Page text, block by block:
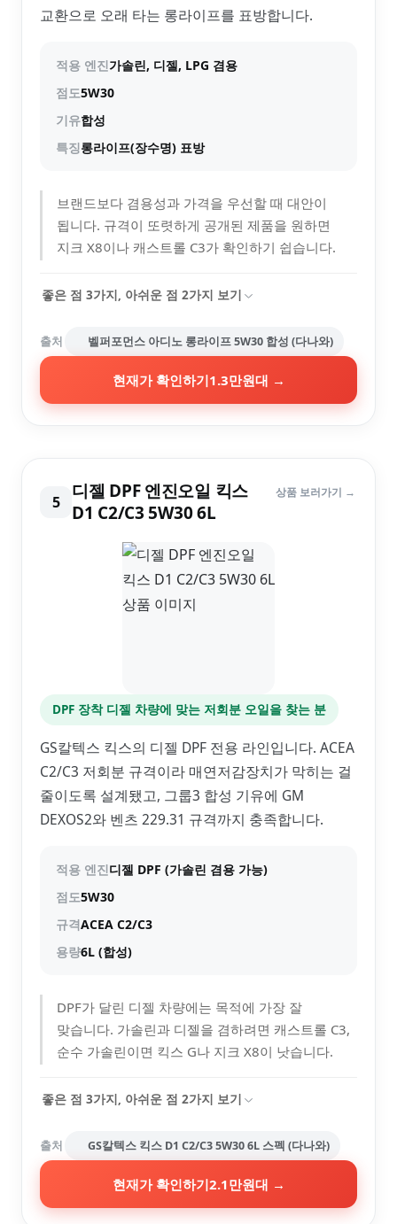
교환으로 오래 타는 롱라이프를 표방합니다.
적용 엔진가솔린, 디젤, LPG 겸용
점도5W30
기유합성
특징롱라이프(장수명) 표방
브랜드보다 겸용성과 가격을 우선할 때 대안이
됩니다. 규격이 또렷하게 공개된 제품을 원하면
지크 X8이나 캐스트롤 C3가 확인하기 쉽습니다.
좋은 점 3가지, 아쉬운 점 2가지 보기
출처 벨퍼포먼스 아디노 롱라이프 5W30 합성 (다나와)
현재가 확인하기1.3만원대 →
5
디젤 DPF 엔진오일 킥스
D1 C2/C3 5W30 6L
상품 보러가기 →
DPF 장착 디젤 차량에 맞는 저회분 오일을 찾는 분
GS칼텍스 킥스의 디젤 DPF 전용 라인입니다. ACEA
C2/C3 저회분 규격이라 매연저감장치가 막히는 걸
줄이도록 설계됐고, 그룹3 합성 기유에 GM
DEXOS2와 벤츠 229.31 규격까지 충족합니다.
적용 엔진디젤 DPF (가솔린 겸용 가능)
점도5W30
규격ACEA C2/C3
용량6L (합성)
DPF가 달린 디젤 차량에는 목적에 가장 잘
맞습니다. 가솔린과 디젤을 겸하려면 캐스트롤 C3,
순수 가솔린이면 킥스 G나 지크 X8이 낫습니다.
좋은 점 3가지, 아쉬운 점 2가지 보기
출처 GS칼텍스 킥스 D1 C2/C3 5W30 6L 스펙 (다나와)
현재가 확인하기2.1만원대 →